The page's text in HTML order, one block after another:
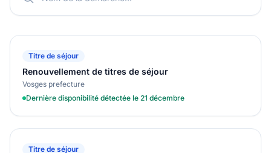
Titre de séjour
Renouvellement de titres de séjour
Vosges prefecture
Dernière disponibilité détectée le 21 décembre
Titre de séjour